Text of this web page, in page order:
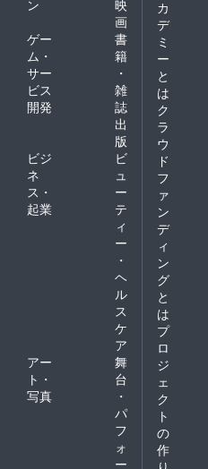
ン
映
画
ゲー
ム・
サー
ビス
開発
書
籍
・
雑
誌
出
版
ビジ
ネ
ス・
起業
ビ
ュ
ー
テ
ィ
ー
・
ヘ
ル
ス
ケ
ア
アー
ト・
写真
舞
台
・
パ
フ
ォ
ー
カ
デ
ミ
ー
と
は
ク
ラ
ウ
ド
フ
ァ
ン
デ
ィ
ン
グ
と
は
プ
ロ
ジ
ェ
ク
ト
の
作